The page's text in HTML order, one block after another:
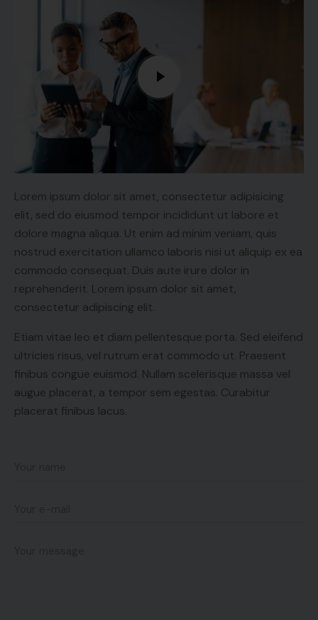
Lorem ipsum dolor sit amet, consectetur adipisicing
elit, sed do eiusmod tempor incididunt ut labore et
dolore magna aliqua. Ut enim ad minim veniam, quis
nostrud exercitation ullamco laboris nisi ut aliquip ex ea
commodo consequat. Duis aute irure dolor in
reprehenderit. Lorem ipsum dolor sit amet,
consectetur adipiscing elit.
Etiam vitae leo et diam pellentesque porta. Sed eleifend
ultricies risus, vel rutrum erat commodo ut. Praesent
finibus congue euismod. Nullam scelerisque massa vel
augue placerat, a tempor sem egestas. Curabitur
placerat finibus lacus.